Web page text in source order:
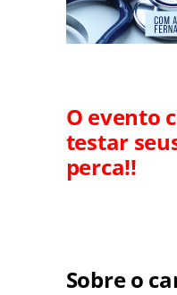
O evento
testar
perca!!
Sobre o